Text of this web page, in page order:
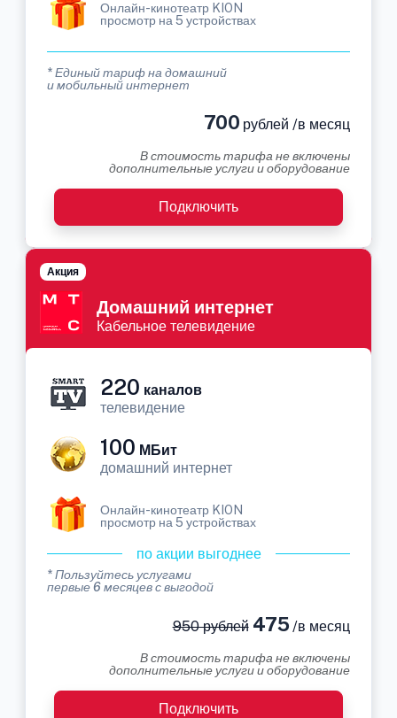
Онлайн-кинотеатр KION
просмотр на 5 устройствах
* Единый тариф на домашний
и мобильный интернет
700 рублей /в месяц
В стоимость тарифа не включены
дополнительные услуги и оборудование
Подключить
Домашний интернет
Кабельное телевидение
Акция
220 каналов
телевидение
100 МБит
домашний интернет
Онлайн-кинотеатр KION
просмотр на 5 устройствах
по акции выгоднее
* Пользуйтесь услугами
первые 6 месяцев с выгодой
950 рублей475 /в месяц
В стоимость тарифа не включены
дополнительные услуги и оборудование
Подключить